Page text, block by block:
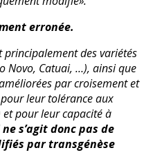
erronée.
des variétés
Novo, Catuai, …), ainsi que
par croisement et
pour leur tolérance aux
pour leur capacité à
s’agit donc pas de
par transgénèse